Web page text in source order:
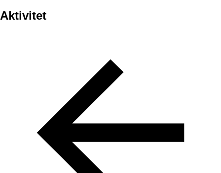
Aktivitet